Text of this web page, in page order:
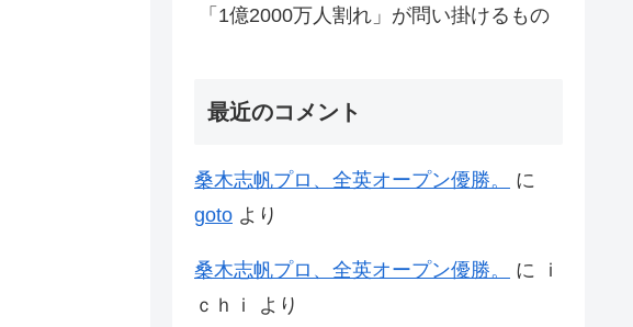
「1億2000万人割れ」が問い掛けるもの
最近のコメント
桑木志帆プロ、全英オープン優勝。
に
goto より
桑木志帆プロ、全英オープン優勝。 に
ｉ
ｃｈｉ
より